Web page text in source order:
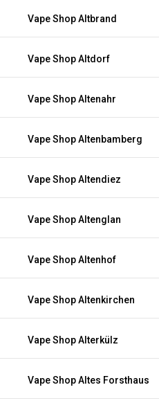
Vape Shop Altbrand
Vape Shop Altdorf
Vape Shop Altenahr
Vape Shop Altenbamberg
Vape Shop Altendiez
Vape Shop Altenglan
Vape Shop Altenhof
Vape Shop Altenkirchen
Vape Shop Alterkülz
Vape Shop Altes Forsthaus